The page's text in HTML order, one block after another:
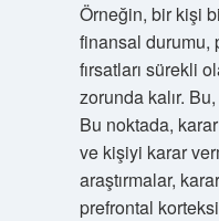
Örneğin, bir kişi
finansal durumu,
fırsatları sürekli
zorunda kalır.
Bu noktada,
ve kişiyi karar
araştırmalar,
prefrontal